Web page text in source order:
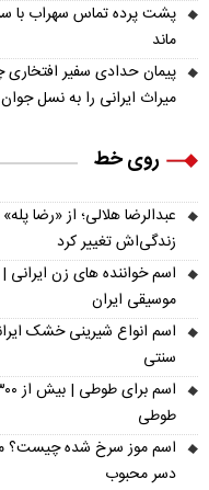
پشت پرده تماس سهراب با
ماند
پیمان حدادی سفیر
میراث ایرانی را به نسل
روی خط
عبدالرضا هلالی؛ از «رضا
زندگی‌اش تغییر کرد
اسم خواننده های زن
موسیقی ایران
اسم انواع شیرینی خشک
سنتی
طوطی
اسم موز سرخ شده چیست؟
دسر محبوب